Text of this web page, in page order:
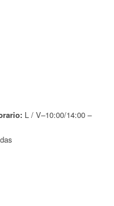
L / V–10:00/14:00 –